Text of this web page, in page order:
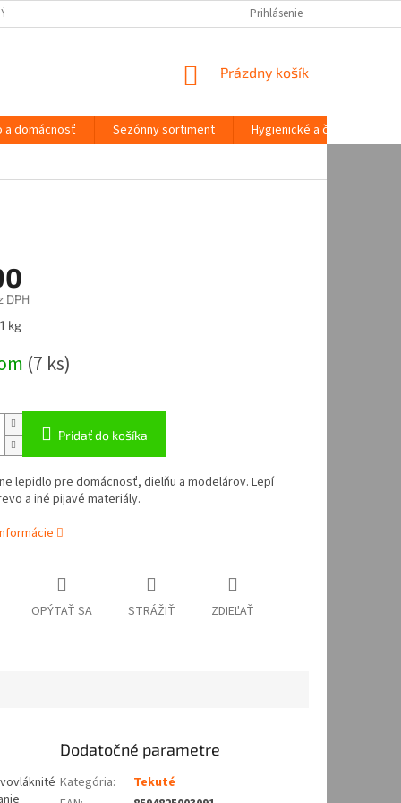
ÚDAJOV Prihlásenie
NÁKUPNÝ
Prázdny košík
a domácnosť Sezónny sortiment
Hygienické a čistiace
DPH
kg
(7 ks)
Pridať do košíka
lepidlo pre domácnosť, dielňu a modelárov. Lepí
a iné pijavé materiály.
OPÝTAŤ SA STRÁŽIŤ ZDIEĽAŤ
Dodatočné parametre
Kategória:
Tekuté